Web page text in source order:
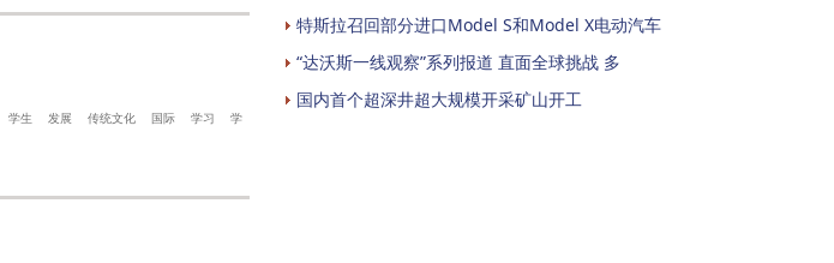
学生 发展 传统文化 国际 学习
学
特斯拉召回部分进口Model S和Model X电动汽车
“达沃斯一线观察”系列报道 直面全球挑战 多
国内首个超深井超大规模开采矿山开工